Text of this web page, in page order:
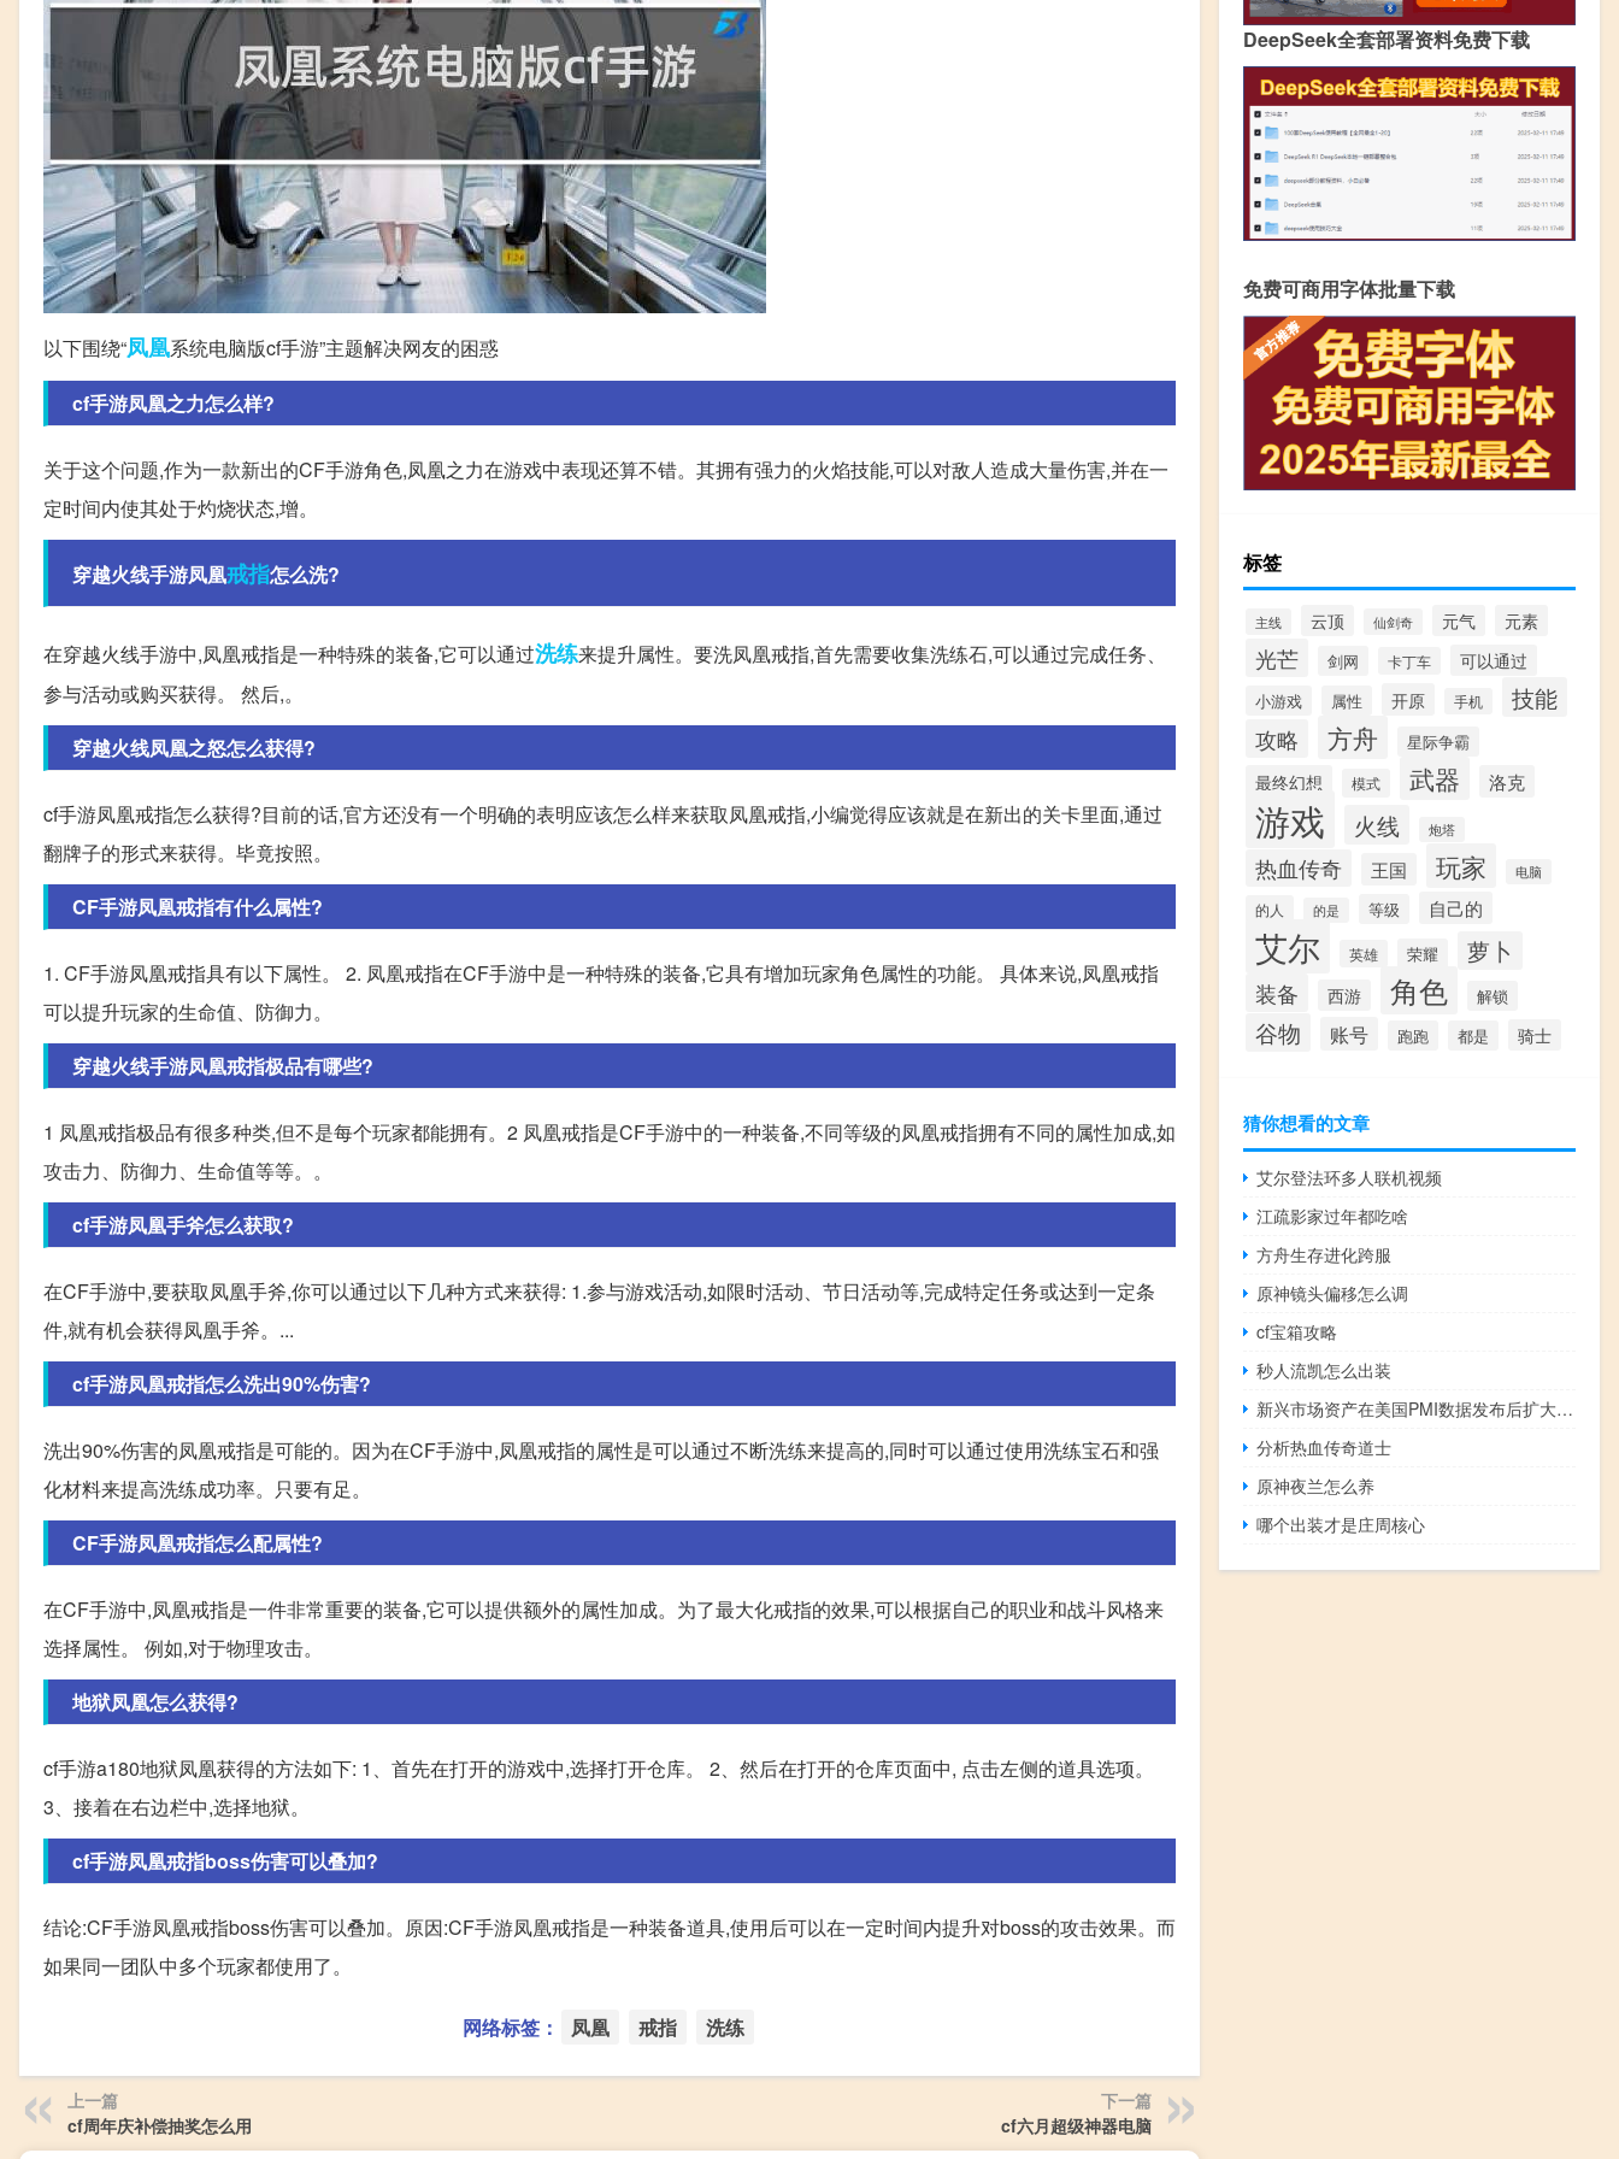
以下围绕“凤凰系统电脑版cf手游”主题解决网友的困惑
cf手游凤凰之力怎么样?
关于这个问题,作为一款新出的CF手游角色,凤凰之力在游戏中表现还算不错。其拥有强力的火焰技能,可以对敌人造成大量伤害,并在一
定时间内使其处于灼烧状态,增。
穿越火线手游凤凰戒指怎么洗?
在穿越火线手游中,凤凰戒指是一种特殊的装备,它可以通过洗练来提升属性。要洗凤凰戒指,首先需要收集洗练石,可以通过完成任务、
参与活动或购买获得。 然后,。
穿越火线凤凰之怒怎么获得?
cf手游凤凰戒指怎么获得?目前的话,官方还没有一个明确的表明应该怎么样来获取凤凰戒指,小编觉得应该就是在新出的关卡里面,通过
翻牌子的形式来获得。毕竟按照。
CF手游凤凰戒指有什么属性?
1. CF手游凤凰戒指具有以下属性。 2. 凤凰戒指在CF手游中是一种特殊的装备,它具有增加玩家角色属性的功能。 具体来说,凤凰戒指
可以提升玩家的生命值、防御力。
穿越火线手游凤凰戒指极品有哪些?
1 凤凰戒指极品有很多种类,但不是每个玩家都能拥有。2 凤凰戒指是CF手游中的一种装备,不同等级的凤凰戒指拥有不同的属性加成,如
攻击力、防御力、生命值等等。。
cf手游凤凰手斧怎么获取?
在CF手游中,要获取凤凰手斧,你可以通过以下几种方式来获得: 1.参与游戏活动,如限时活动、节日活动等,完成特定任务或达到一定条
件,就有机会获得凤凰手斧。...
cf手游凤凰戒指怎么洗出90%伤害?
洗出90%伤害的凤凰戒指是可能的。因为在CF手游中,凤凰戒指的属性是可以通过不断洗练来提高的,同时可以通过使用洗练宝石和强
化材料来提高洗练成功率。只要有足。
CF手游凤凰戒指怎么配属性?
在CF手游中,凤凰戒指是一件非常重要的装备,它可以提供额外的属性加成。为了最大化戒指的效果,可以根据自己的职业和战斗风格来
选择属性。 例如,对于物理攻击。
地狱凤凰怎么获得?
cf手游a180地狱凤凰获得的方法如下: 1、首先在打开的游戏中,选择打开仓库。 2、然后在打开的仓库页面中, 点击左侧的道具选项。
3、接着在右边栏中,选择地狱。
cf手游凤凰戒指boss伤害可以叠加?
结论:CF手游凤凰戒指boss伤害可以叠加。原因:CF手游凤凰戒指是一种装备道具,使用后可以在一定时间内提升对boss的攻击效果。而
如果同一团队中多个玩家都使用了。
网络标签： 凤凰 戒指 洗练
上一篇
cf周年庆补偿抽奖怎么用
下一篇
cf六月超级神器电脑
DeepSeek全套部署资料免费下载
免费可商用字体批量下载
标签
主线 云顶 仙剑奇 元气 元素
光芒 剑网 卡丁车 可以通过
小游戏 属性 开原 手机 技能
攻略 方舟 星际争霸
最终幻想 模式 武器 洛克
游戏 火线 炮塔
热血传奇 王国 玩家 电脑
的人 的是 等级 自己的
艾尔 英雄 荣耀
萝卜
装备
西游 角色 解锁
谷物 账号 跑跑 都是 骑士
猜你想看的文章
艾尔登法环多人联机视频
江疏影家过年都吃啥
方舟生存进化跨服
原神镜头偏移怎么调
cf宝箱攻略
秒人流凯怎么出装
新兴市场资产在美国PMI数据发布后扩大涨幅
分析热血传奇道士
原神夜兰怎么养
哪个出装才是庄周核心